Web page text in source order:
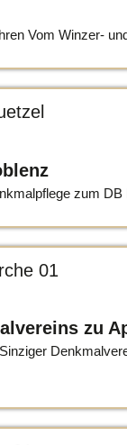
Vom Winzer-
zum
zu